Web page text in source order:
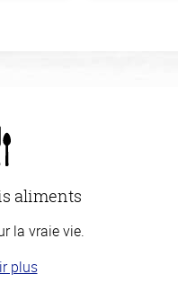
aliments
la vraie vie.
plus